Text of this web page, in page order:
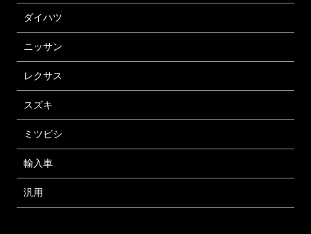
ダイハツ
ニッサン
レクサス
スズキ
ミツビシ
輸入車
汎用